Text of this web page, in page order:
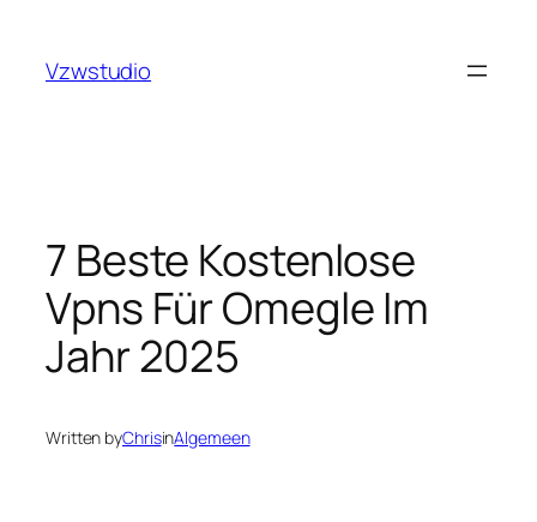
content
Vzwstudio
7 Beste Kostenlose
Vpns Für Omegle Im
Jahr 2025
Written byChrisinAlgemeen